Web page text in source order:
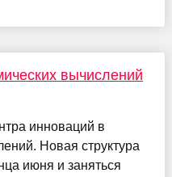
вычислений
инноваций в
Новая структура
июня и заняться